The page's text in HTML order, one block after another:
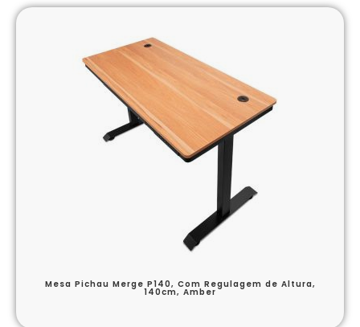
Mesa Pichau Merge P140, Com Regulagem de Altura,
140cm, Amber